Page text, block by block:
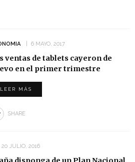
6 MAYO, 2017
ventas de tablets cayeron de
en el primer trimestre
LEER MÁS
SHARE
20 JULIO, 2016